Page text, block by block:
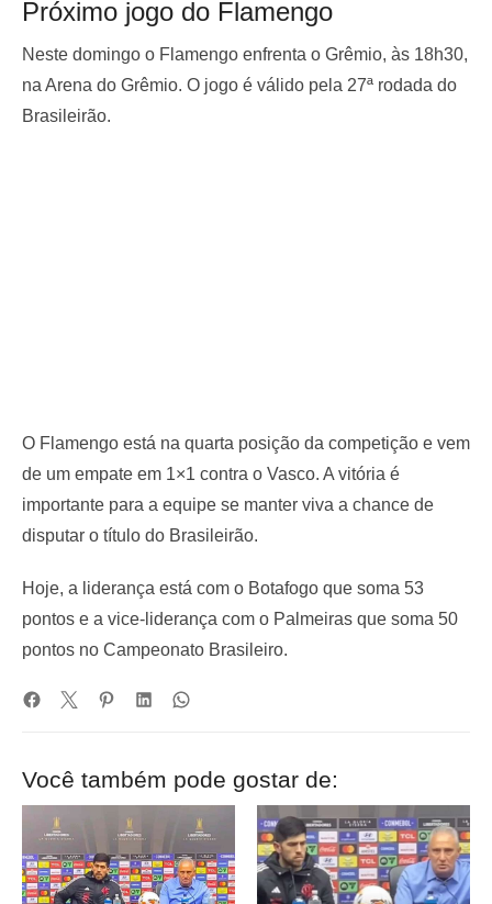
Próximo jogo do Flamengo
Neste domingo o Flamengo enfrenta o Grêmio, às 18h30,
na Arena do Grêmio. O jogo é válido pela 27ª rodada do
Brasileirão.
O Flamengo está na quarta posição da competição e vem
de um empate em 1×1 contra o Vasco. A vitória é
importante para a equipe se manter viva a chance de
disputar o título do Brasileirão.
Hoje, a liderança está com o Botafogo que soma 53
pontos e a vice-liderança com o Palmeiras que soma 50
pontos no Campeonato Brasileiro.
Você também pode gostar de: